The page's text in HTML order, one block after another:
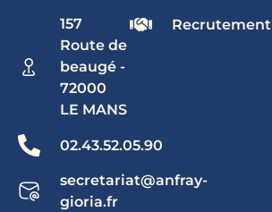
157
Route de
beaugé -
72000
LE MANS
02.43.52.05.90
secretariat@anfray-
gioria.fr
Recrutement